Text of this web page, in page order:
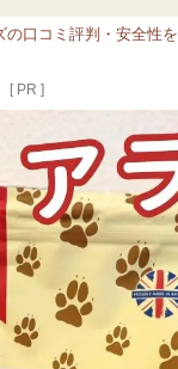
の口コミ評判・安全性
[ PR ]